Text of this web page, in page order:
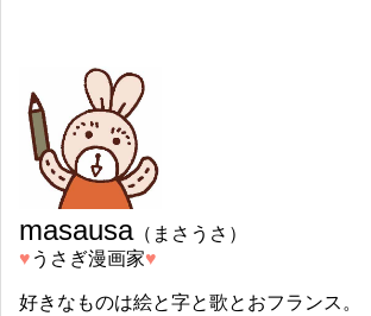
masausa（まさうさ）
♥︎ うさぎ漫画家♥︎
好きなものは絵と字と歌とおフランス。